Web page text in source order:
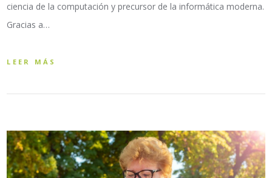
ciencia de la computación y precursor de la informática moderna.
Gracias a…
LEER MÁS